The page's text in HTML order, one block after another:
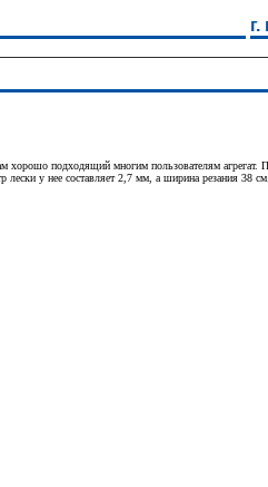
подходящий многим пользователям агрегат.
у нее составляет 2,7 мм, а ширина резания 38